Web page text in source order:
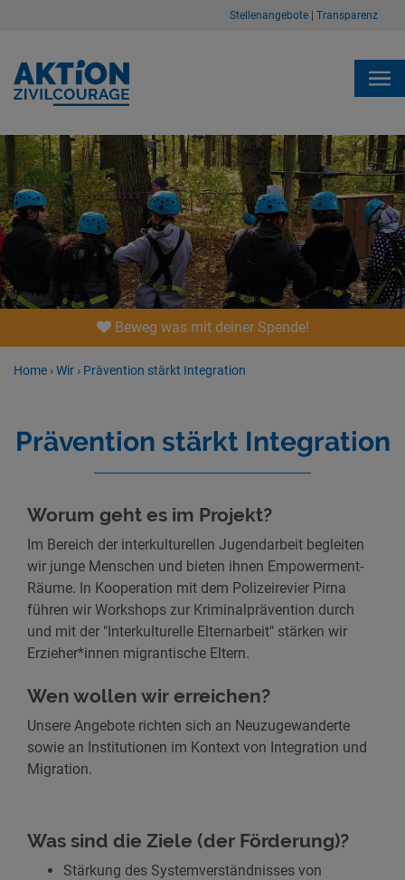
Stellenangebote Transparenz
Beweg was mit deiner Spende!
Home ›Wir › Prävention stärkt Integration
Prävention stärkt Integration
Worum geht es im Projekt?
Im Bereich der interkulturellen Jugendarbeit begleiten
wir junge Menschen und bieten ihnen Empowerment-
Räume. In Kooperation mit dem Polizeirevier Pirna
führen wir Workshops zur Kriminalprävention durch
und mit der "Interkulturelle Elternarbeit" stärken wir
Erzieher*innen migrantische Eltern.
Wen wollen wir erreichen?
Unsere Angebote richten sich an Neuzugewanderte
sowie an Institutionen im Kontext von Integration und
Migration.
Was sind die Ziele (der Förderung)?
Stärkung des Systemverständnisses von